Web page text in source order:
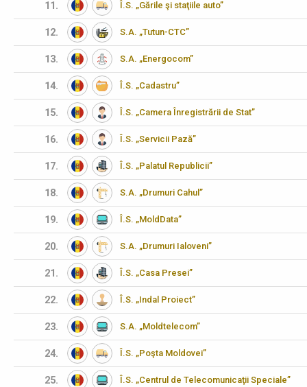
11. Î.S. „Gările şi staţiile auto”
12. S.A. „Tutun-CTC”
13. S.A. „Energocom”
14. Î.S. „Cadastru”
15. Î.S. „Camera Înregistrării de Stat”
16. Î.S. „Servicii Pază”
17. Î.S. „Palatul Republicii”
18. S.A. „Drumuri Cahul”
19. Î.S. „MoldData”
20. S.A. „Drumuri Ialoveni”
21. Î.S. „Casa Presei”
22. Î.S. „Indal Proiect”
23. S.A. „Moldtelecom”
24. Î.S. „Poşta Moldovei”
25. Î.S. „Centrul de Telecomunicaţii Speciale”